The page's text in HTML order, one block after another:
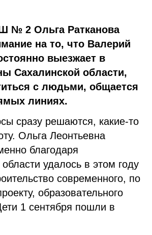
№ 2 Ольга Ратканова
на то, что Валерий
выезжает в
Сахалинской области,
с людьми, общается
линиях.
сразу решаются, какие-то
Ольга Леонтьевна
благодаря
удалось в этом году
современного, по
образовательного
1 сентября пошли в